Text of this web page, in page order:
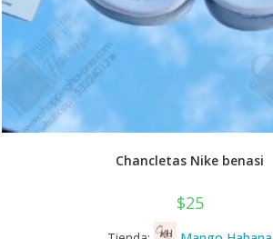
Chancletas Nike benasi
$25